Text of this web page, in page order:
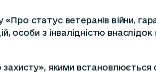
статус ветеранів війни,
з інвалідністю внаслідок
захисту», якими